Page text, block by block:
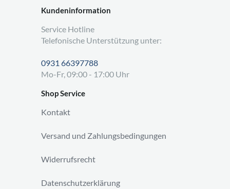
Kundeninformation
Service Hotline
Telefonische Unterstützung unter:
0931 66397788
Mo-Fr, 09:00 - 17:00 Uhr
Shop Service
Kontakt
Versand und Zahlungsbedingungen
Widerrufsrecht
Datenschutzerklärung